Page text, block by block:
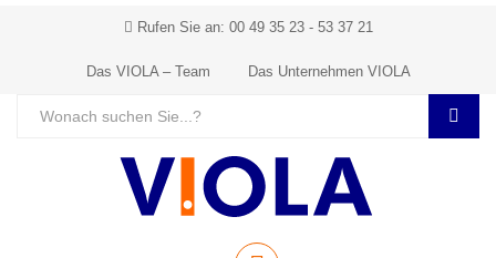
Rufen Sie an: 00 49 35 23 - 53 37 21
Das VIOLA – Team Das Unternehmen VIOLA